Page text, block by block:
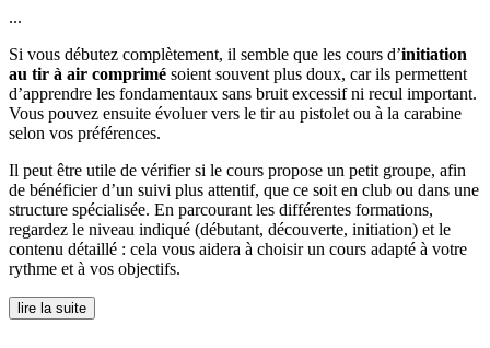
...
Si vous débutez complètement, il semble que les cours d’initiation
au tir à air comprimé soient souvent plus doux, car ils permettent
d’apprendre les fondamentaux sans bruit excessif ni recul important.
Vous pouvez ensuite évoluer vers le tir au pistolet ou à la carabine
selon vos préférences.
Il peut être utile de vérifier si le cours propose un petit groupe, afin
de bénéficier d’un suivi plus attentif, que ce soit en club ou dans une
structure spécialisée. En parcourant les différentes formations,
regardez le niveau indiqué (débutant, découverte, initiation) et le
contenu détaillé : cela vous aidera à choisir un cours adapté à votre
rythme et à vos objectifs.
lire la suite